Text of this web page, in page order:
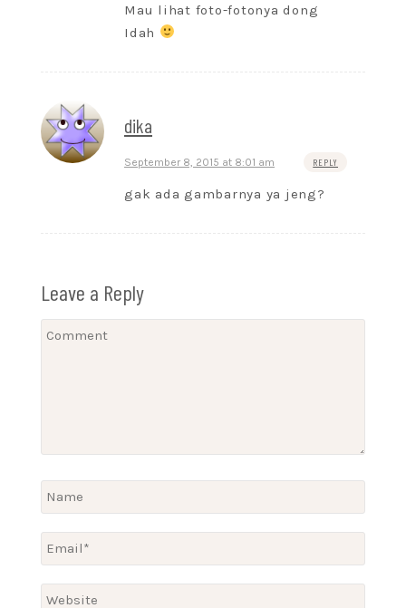
Mau lihat foto-fotonya dong
Idah
dika
September 8, 2015 at 8:01 am REPLY
gak ada gambarnya ya jeng?
Leave a Reply